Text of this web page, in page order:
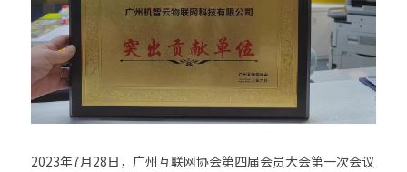
2023年7月28日，广州互联网协会第四届会员大会第一次会议